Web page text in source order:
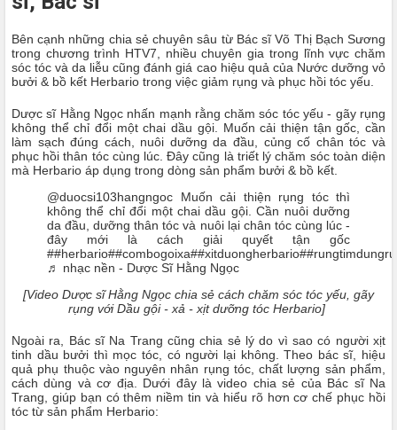
Bên cạnh những chia sẻ chuyên sâu từ Bác sĩ Võ Thị Bạch Sương
trong chương trình HTV7, nhiều chuyên gia trong lĩnh vực chăm
sóc tóc và da liễu cũng đánh giá cao hiệu quả của Nước dưỡng vỏ
bưởi & bồ kết Herbario trong việc giảm rụng và phục hồi tóc yếu.
Dược sĩ Hằng Ngọc nhấn mạnh rằng chăm sóc tóc yếu - gãy rụng
không thể chỉ đổi một chai dầu gội. Muốn cải thiện tận gốc, cần
làm sạch đúng cách, nuôi dưỡng da đầu, củng cố chân tóc và
phục hồi thân tóc cùng lúc. Đây cũng là triết lý chăm sóc toàn diện
mà Herbario áp dụng trong dòng sản phẩm bưởi & bồ kết.
@duocsi103hangngoc Muốn cải thiện rụng tóc thì
không thể chỉ đổi một chai dầu gội. Cần nuôi dưỡng
da đầu, dưỡng thân tóc và nuôi lại chân tóc cùng lúc -
đây mới là cách giải quyết tận gốc
##herbario##combogoixa##xitduongherbario#
♬ nhạc nền - Dược Sĩ Hằng Ngọc
[Video Dược sĩ Hằng Ngọc chia sẻ cách chăm sóc tóc yếu, gãy
rụng với Dầu gội - xả - xịt dưỡng tóc Herbario]
Ngoài ra, Bác sĩ Na Trang cũng chia sẻ lý do vì sao có người xịt
tinh dầu bưởi thì mọc tóc, có người lại không. Theo bác sĩ, hiệu
quả phụ thuộc vào nguyên nhân rụng tóc, chất lượng sản phẩm,
cách dùng và cơ địa. Dưới đây là video chia sẻ của Bác sĩ Na
Trang, giúp bạn có thêm niềm tin và hiểu rõ hơn cơ chế phục hồi
tóc từ sản phẩm Herbario: